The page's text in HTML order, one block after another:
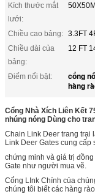
Kích thước mắt
lưới:
Chiều cao bảng: 3.3FT
Chiều dài của
bảng:
12 FT
Điểm nổi bật: cổng
hàng
Cổng Nhà Xích Liên Kết
nhúng nóng Dùng cho
Chain Link Deer trang trại
Link Deer Gates cung
chứng minh và giá trị đồng
Gate như người mua vẽ.
Cổng LInk Chính của
chúng tôi biết các hàng